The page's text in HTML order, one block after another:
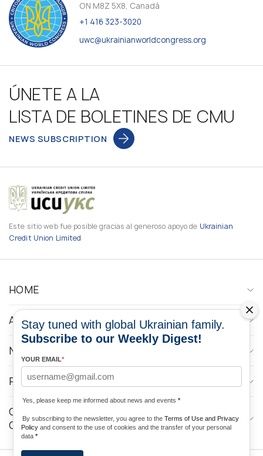
ON M8Z 5X8, Canadá
+1 416 323-3020
uwc@ukrainianworldcongress.org
ÚNETE A LA
LISTA DE BOLETINES DE CMU
NEWS SUBSCRIPTION
Este sitio web fue posible gracias al generoso apoyo de Ukrainian
Credit Union Limited
HOME
ABOUT
NEWS
PROGRAMS
CONTACTOS DE LOS MEDIOS DE
COMUNICACIÓN
Stay tuned with global Ukrainian family.
Subscribe to our Weekly Digest!
YOUR EMAIL*
Yes, please keep me informed about news and events *
By subscribing to the newsletter, you agree to the Terms of Use and Privacy
Policy and consent to the use of cookies and the transfer of your personal
data *